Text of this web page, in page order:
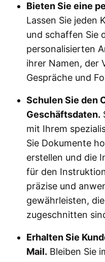
Bieten Sie eine
Lassen Sie jeden
und schaffen Sie
personalisierten
ihrer Namen, der
Gespräche und
Schulen Sie den
Geschäftsdaten.
mit Ihrem
Sie Dokumente
erstellen und die
für den
präzise und
gewährleisten,
zugeschnitten
Erhalten Sie
Mail. Bleiben Sie